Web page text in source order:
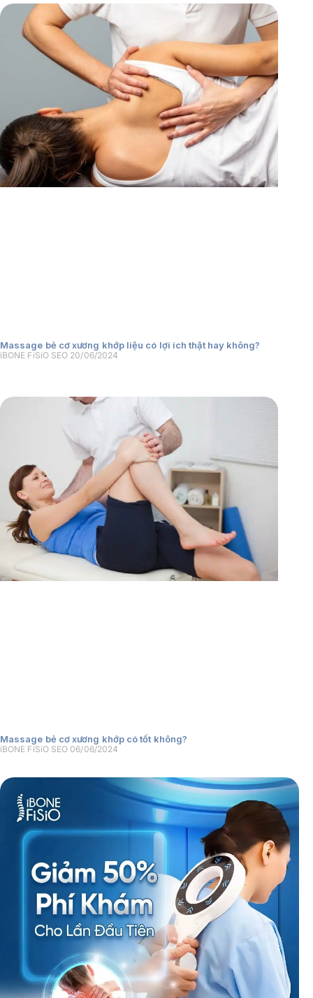
Massage bẻ cơ xương khớp liệu có lợi ích thật hay không?
iBONE FiSiO SEO 20/06/2024
Massage bẻ cơ xương khớp có tốt không?
iBONE FiSiO SEO 06/06/2024